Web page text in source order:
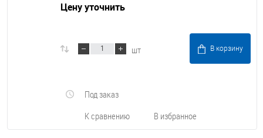
Цену уточнить
шт В корзину
К сравнению В избранное
Под заказ